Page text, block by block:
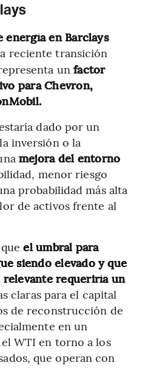
energía en Barclays
reciente transición
un factor
para Chevron,
dado por un
inversión o la
mejora del entorno
menor riesgo
probabilidad más alta
de activos frente al
el umbral para
siendo elevado y que
requeriría un
claras para el capital
de reconstrucción de
en un
WTI en torno a los
que operan con